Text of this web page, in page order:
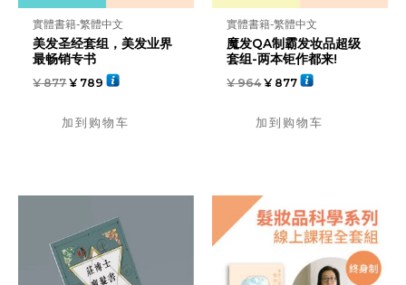
實體書籍-繁體中文
美发圣经套组，美发业界
最畅销专书
¥877 ¥ 789
加到购物车
實體書籍-繁體中文
魔发QA制霸发妆品超级
套组-两本钜作都来!
¥964 ¥ 877
加到购物车